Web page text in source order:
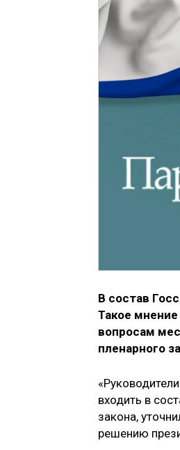
В состав
Такое
вопросам
пленарного
входить в
закона,
решению